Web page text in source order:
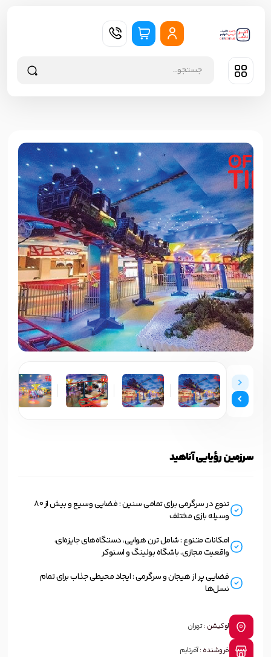
سرزمین رؤیایی آناهید
تنوع در سرگرمی برای تمامی سنین : فضایی وسیع و بیش از 80
وسیله بازی مختلف
امکانات متنوع : شامل ترن هوایی، دستگاه‌های جایزه‌ای،
واقعیت مجازی، باشگاه بولینگ و اسنوکر
فضایی پر از هیجان و سرگرمی : ایجاد محیطی جذاب برای تمام
نسل‌ها
لوکیشن :تهران
فروشنده :آفرتایم